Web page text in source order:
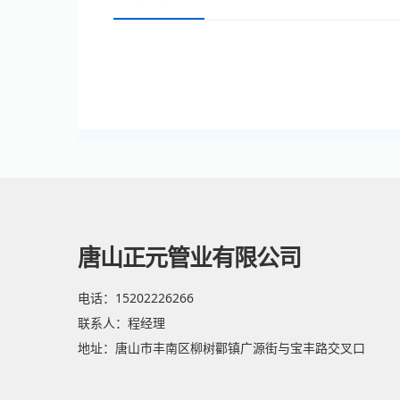
唐山正元管业有限公司
电话：15202226266
联系人：程经理
地址：唐山市丰南区柳树酄镇广源街与宝丰路交叉口